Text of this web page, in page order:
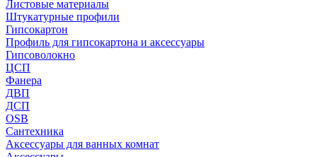
Листовые материалы
Штукатурные профили
Гипсокартон
Профиль для гипсокартона и аксессуары
Гипсоволокно
ЦСП
Фанера
ДВП
ДСП
OSB
Сантехника
Аксессуары для ванных комнат